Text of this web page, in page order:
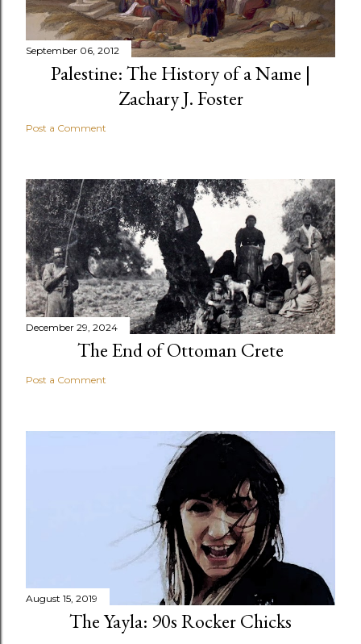
September 06, 2012
Palestine: The History of a Name |
Zachary J. Foster
Post a Comment
December 29, 2024
The End of Ottoman Crete
Post a Comment
August 15, 2019
The Yayla: 90s Rocker Chicks